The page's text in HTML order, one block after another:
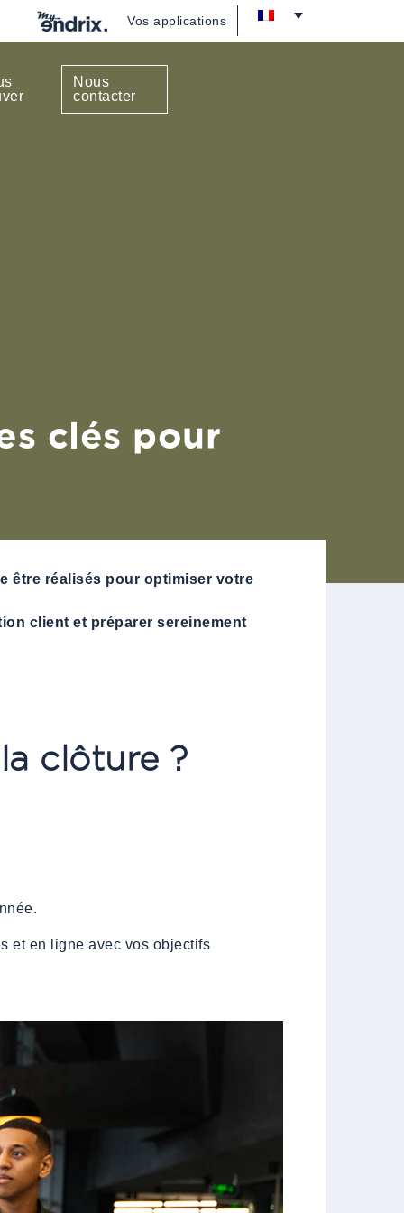
Vos applications
Nous
contacter
clés pour
être réalisés pour optimiser votre
client et préparer sereinement
clôture ?
et en ligne avec vos objectifs